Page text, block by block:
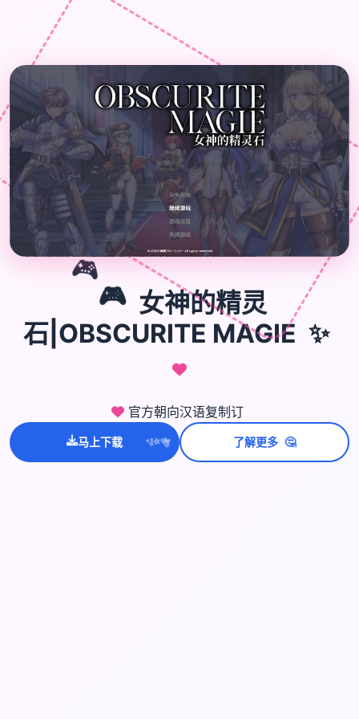
🎮
🎮 女神的精灵
石|OBSCURITE MAGIE ✨
官方朝向汉语复制订
马上下载 ✨⭐💫 了解更多 🤔